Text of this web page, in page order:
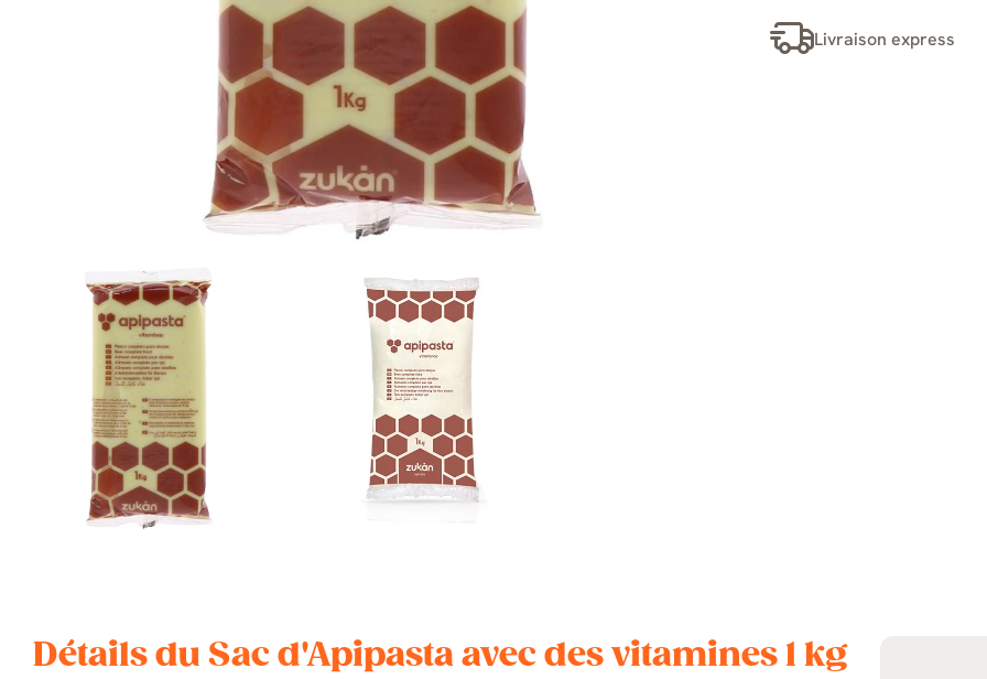
Livraison express
Détails du Sac d'Apipasta avec des vitamines 1 kg